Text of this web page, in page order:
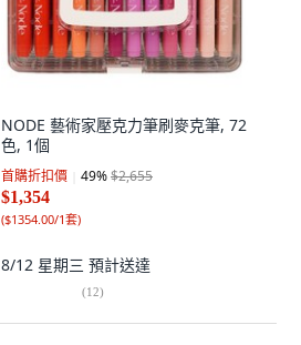
NODE 藝術家壓克力筆刷麥克筆, 72
色, 1個
首購折扣價 49%$2,655
$1,354
($1354.00/1套)
8/12 星期三 預計送達
(12)